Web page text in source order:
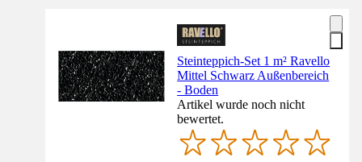
Steinteppich-Set 1 m² Ravello
Mittel Schwarz Außenbereich
- Boden
Artikel wurde noch nicht
bewertet.